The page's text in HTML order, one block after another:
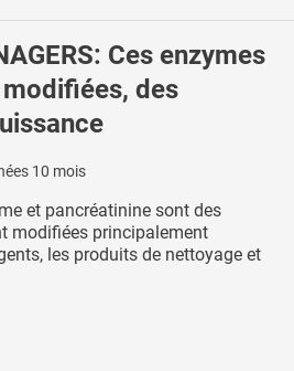
Ces enzymes
des
10 mois
et pancréatinine sont des
modifiées principalement
les produits de nettoyage et